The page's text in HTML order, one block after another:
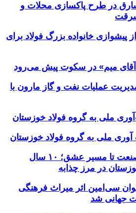
۸ نفر سارق در طرح پاکسازی محلات و
خانواده بزرگ فولاد برای
میم» در سکوت پیش می‌رود
عملیات نفت و گاز مارون با
ملی به گروه فولاد خوزستان
آوری ملی به گروه فولاد خوزستان
از چرخ‌دنده‌های صنعت تا مسیر عشق؛ ۱۰ سال
در مرز چذابه
سی‌امین اثر میراث‌ فرهنگی
جهانی شد